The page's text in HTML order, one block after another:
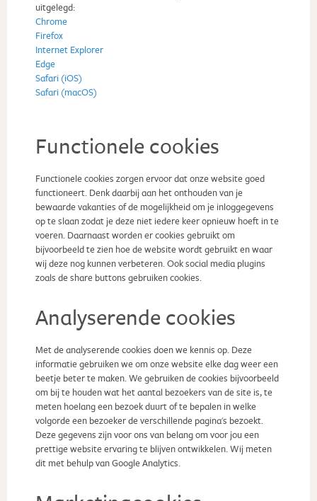
uitgelegd:
Chrome
Firefox
Internet Explorer
Edge
Safari (iOS)
Safari (macOS)
Functionele cookies
Functionele cookies zorgen ervoor dat onze website goed
functioneert. Denk daarbij aan het onthouden van je
bewaarde vakanties of de mogelijkheid om je inloggegevens
op te slaan zodat je deze niet iedere keer opnieuw hoeft in te
voeren. Daarnaast worden er cookies gebruikt om
bijvoorbeeld te zien hoe de website wordt gebruikt en waar
wij deze nog kunnen verbeteren. Ook social media plugins
zoals de share buttons gebruiken cookies.
Analyserende cookies
Met de analyserende cookies doen we kennis op. Deze
informatie gebruiken we om onze website elke dag weer een
beetje beter te maken. We gebruiken de cookies bijvoorbeeld
om bij te houden wat het aantal bezoekers van de site is, te
meten hoelang een bezoek duurt of te bepalen in welke
volgorde een bezoeker de verschillende pagina's bezoekt.
Deze gegevens zijn voor ons van belang om voor jou een
prettige website ervaring te blijven ontwikkelen. Wij meten
dit met behulp van Google Analytics.